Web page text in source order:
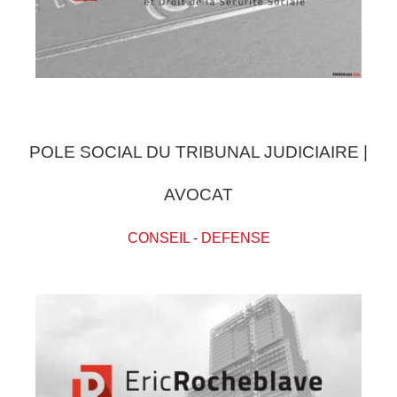
POLE SOCIAL DU TRIBUNAL JUDICIAIRE |
AVOCAT
CONSEIL- DEFENSE